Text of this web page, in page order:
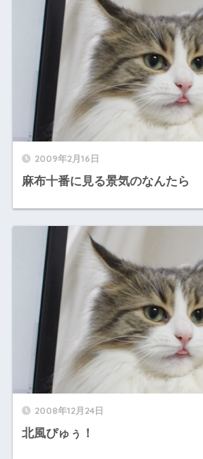
2009年2月16日
麻布十番に見る景気のなんたら
2008年12月24日
北風ぴゅぅ！